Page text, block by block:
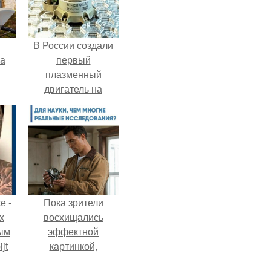
В России создали
первый
плазменный
двигатель на
-
Пока зрители
восхищались
эффектной
картинкой,